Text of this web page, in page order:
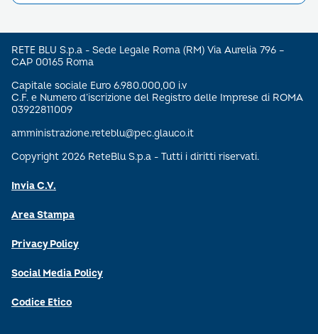
RETE BLU S.p.a - Sede Legale Roma (RM) Via Aurelia 796 –
CAP 00165 Roma
Capitale sociale Euro 6.980.000,00 i.v
C.F. e Numero d’iscrizione del Registro delle Imprese di ROMA
03922811009
amministrazione.reteblu@pec.glauco.it
Copyright 2026 ReteBlu S.p.a - Tutti i diritti riservati.
Invia C.V.
Area Stampa
Privacy Policy
Social Media Policy
Codice Etico